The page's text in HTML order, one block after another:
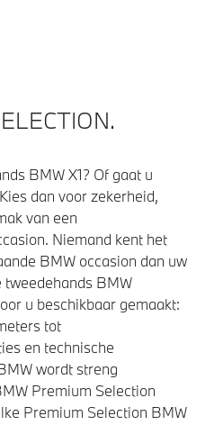
voorstoelen
functie
en buitenspiegel
SCM)
BMW X1? Of gaat u
dan voor zekerheid,
van een
Niemand kent het
BMW occasion dan uw
tweedehands BMW
u beschikbaar gemaakt:
tot
en technische
wordt streng
Premium Selection
Premium Selection BMW